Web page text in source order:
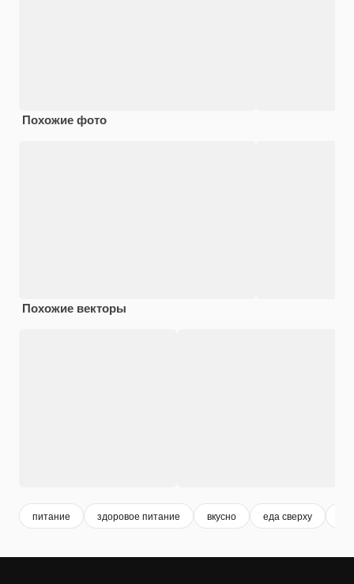
Похожие фото
Похожие векторы
питание здоровое питание вкусно еда сверху